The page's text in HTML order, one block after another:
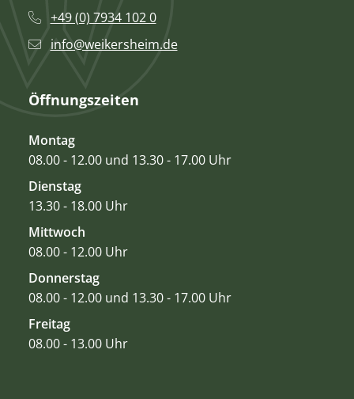
+49 (0) 7934 102 0
info@weikersheim.de
Öffnungszeiten
Montag
08.00 - 12.00 und 13.30 - 17.00 Uhr
Dienstag
13.30 - 18.00 Uhr
Mittwoch
08.00 - 12.00 Uhr
Donnerstag
08.00 - 12.00 und 13.30 - 17.00 Uhr
Freitag
08.00 - 13.00 Uhr